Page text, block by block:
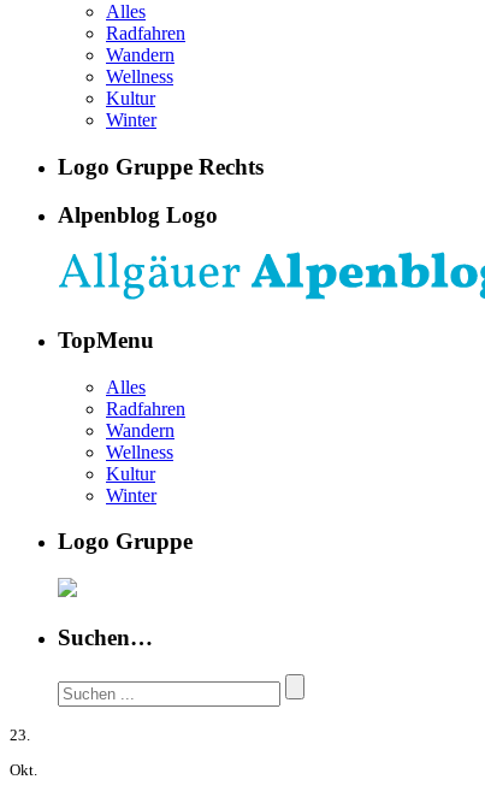
Alles
Radfahren
Wandern
Wellness
Kultur
Winter
Logo Gruppe Rechts
Alpenblog Logo
TopMenu
Alles
Radfahren
Wandern
Wellness
Kultur
Winter
Logo Gruppe
Suchen…
23.
Okt.